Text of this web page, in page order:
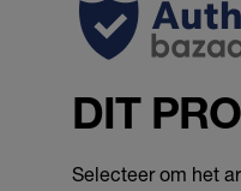
DIT
Selecteer om het